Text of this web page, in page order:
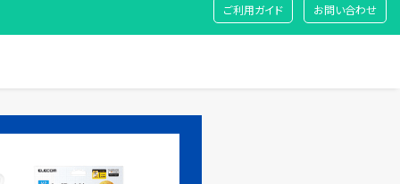
ご利用ガイド お問い合わせ